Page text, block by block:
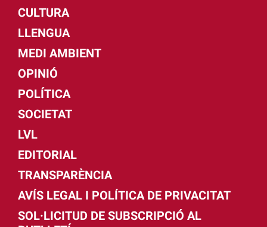
CULTURA
LLENGUA
MEDI AMBIENT
OPINIÓ
POLÍTICA
SOCIETAT
LVL
EDITORIAL
TRANSPARÈNCIA
AVÍS LEGAL I POLÍTICA DE PRIVACITAT
SOL·LICITUD DE SUBSCRIPCIÓ AL